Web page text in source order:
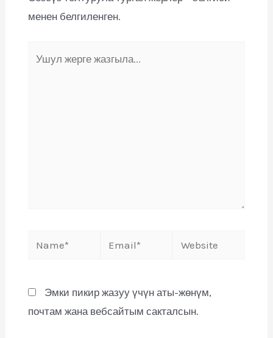
менен белгиленген.
Эмки пикир жазуу үчүн аты-жөнүм,
почтам жана вебсайтым сакталсын.